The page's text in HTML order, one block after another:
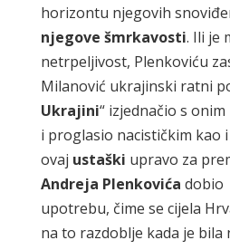
horizontu njegovih
njegove šmrkavosti. Ili je
netrpeljivost, Plenkoviću
Milanović ukrajinski ratni
Ukrajini“ izjednačio s onim
i proglasio nacističkim kao i
ovaj ustaški upravo za
Andreja Plenkovića dobio
upotrebu, čime se cijela
na to razdoblje kada je bila